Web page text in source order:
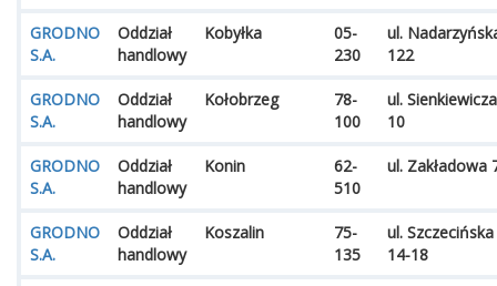
GRODNO
S.A.
Oddział
handlowy
Kobyłka
05-
230
ul.
122
GRODNO
S.A.
Oddział
handlowy
Kołobrzeg
78-
100
ul. Sienkiewicza
10
GRODNO
S.A.
Oddział
handlowy
Konin
62-
510
ul. Zakładowa
GRODNO
S.A.
Oddział
handlowy
Koszalin
75-
135
ul. Szczecińska
14-18